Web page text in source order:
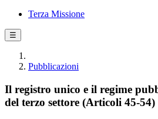
Terza Missione
☰
Pubblicazioni
Il registro unico e il regime
del terzo settore (Articoli 45-54)